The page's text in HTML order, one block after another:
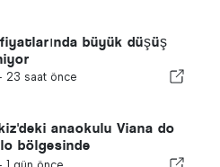
büyük düşüş
23 saat önce
anaokulu Viana do
bölgesinde